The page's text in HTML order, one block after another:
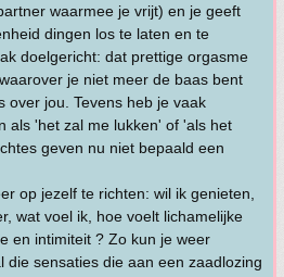
waarmee je vrijt) en je geeft
dingen los te laten en te
doelgericht: dat prettige orgasme
je niet meer de baas bent
over jou. Tevens heb je vaak
als 'het zal me lukken' of 'als het
geven nu niet bepaald een
op jezelf te richten: wil ik genieten,
wat voel ik, hoe voelt lichamelijke
en intimiteit ? Zo kun je weer
die sensaties die aan een zaadlozing